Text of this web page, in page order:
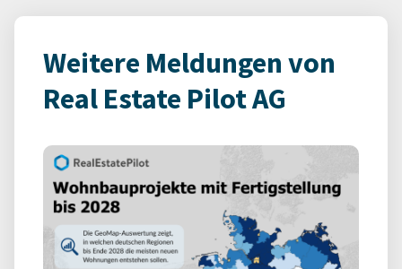
Weitere Meldungen von
Real Estate Pilot AG